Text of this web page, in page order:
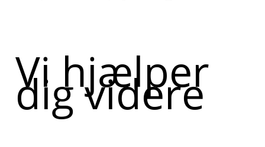
Vi hjælper
dig videre